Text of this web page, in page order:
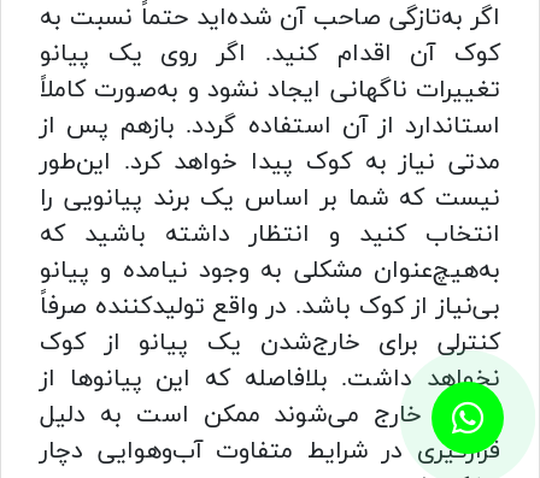
اگر به‌تازگی صاحب آن شده‌اید حتماً نسبت به
کوک آن اقدام کنید. اگر روی یک پیانو
تغییرات ناگهانی ایجاد نشود و به‌صورت کاملاً
استاندارد از آن استفاده گردد. بازهم پس از
مدتی نیاز به کوک پیدا خواهد کرد. این‌طور
نیست که شما بر اساس یک برند پیانویی را
انتخاب کنید و انتظار داشته باشید که
به‌هیچ‌عنوان مشکلی به وجود نیامده و پیانو
بی‌نیاز از کوک باشد. در واقع تولیدکننده صرفاً
کنترلی برای خارج‌شدن یک پیانو از کوک
نخواهد داشت. بلافاصله که این پیانوها از
شرکت خارج می‌شوند ممکن است به دلیل
قرارگیری در شرایط متفاوت آب‌وهوایی دچار